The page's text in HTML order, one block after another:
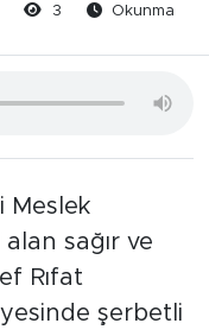
3
Okunma
Meslek
alan sağır ve
Rıfat
şerbetli